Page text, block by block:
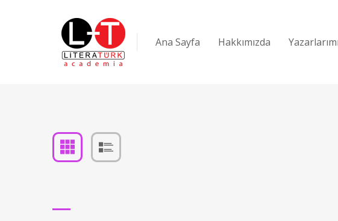
Ana Sayfa Hakkımızda